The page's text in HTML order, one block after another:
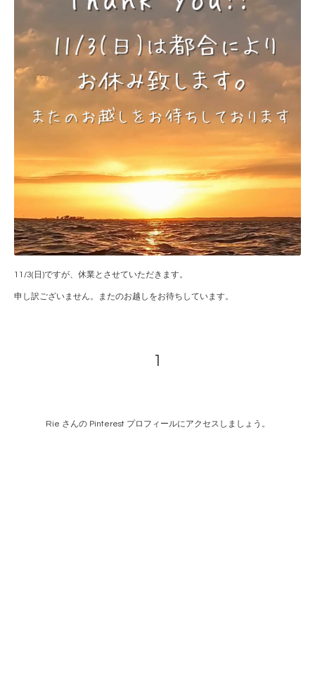
11/3(日)ですが、休業とさせていただきます。
申し訳ございません。またのお越しをお待ちしています。
1
Rie さんの Pinterest プロフィールにアクセスしましょう。